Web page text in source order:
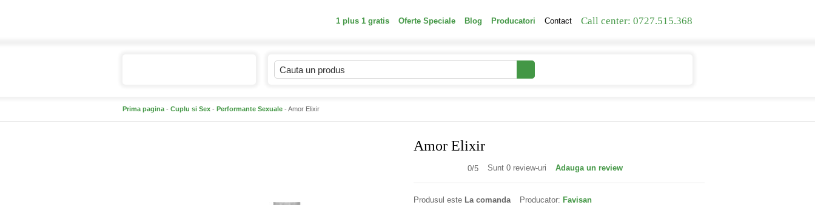
1 plus 1 gratis Oferte Speciale Blog Producatori Contact Call center: 0727.515.368
Prima pagina - Cuplu si Sex - Performante Sexuale - Amor Elixir
Amor Elixir
0/5 Sunt 0 review-uri Adauga un review
Produsul este La comanda Producator: Favisan